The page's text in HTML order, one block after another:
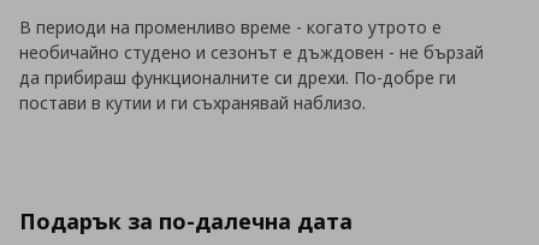
В периоди на променливо време - когато утрото е
необичайно студено и сезонът е дъждовен - не бързай
да прибираш функционалните си дрехи. По-добре ги
постави в кутии и ги съхранявай наблизо.
Подарък за по-далечна дата